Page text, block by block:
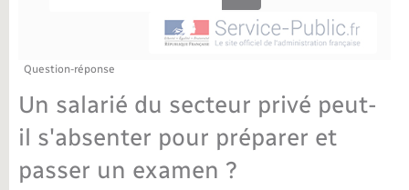
Bibliothèques
Sport
Tourisme
Question-réponse
Un salarié du secteur privé peut-
il s'absenter pour préparer et
passer un examen ?